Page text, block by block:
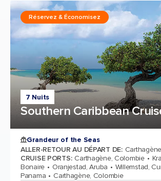
7 Nuits
Southern Caribbean
Réservez & Économisez
Grandeur of the Seas
ALLER-RETOUR AU DÉPART DE:
CRUISE PORTS: Carthagène, Colombie
Bonaire
Oranjestad, Aruba Willemstad,
Panama
Carthagène, Colombie